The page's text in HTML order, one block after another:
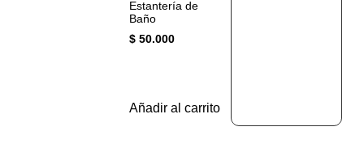
Estantería de
Baño
$50.000
Añadir al carrito